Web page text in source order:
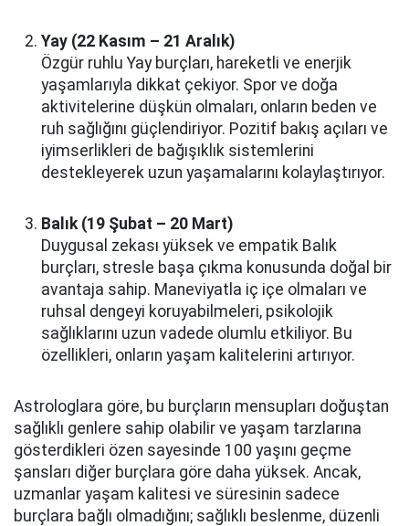
Yay (22 Kasım – 21 Aralık)
Özgür ruhlu Yay burçları, hareketli ve enerjik
yaşamlarıyla dikkat çekiyor. Spor ve doğa
aktivitelerine düşkün olmaları, onların beden ve
ruh sağlığını güçlendiriyor. Pozitif bakış açıları ve
iyimserlikleri de bağışıklık sistemlerini
destekleyerek uzun yaşamalarını kolaylaştırıyor.
Balık (19 Şubat – 20 Mart)
Duygusal zekası yüksek ve empatik Balık
burçları, stresle başa çıkma konusunda doğal bir
avantaja sahip. Maneviyatla iç içe olmaları ve
ruhsal dengeyi koruyabilmeleri, psikolojik
sağlıklarını uzun vadede olumlu etkiliyor. Bu
özellikleri, onların yaşam kalitelerini artırıyor.
Astrologlara göre, bu burçların mensupları doğuştan
sağlıklı genlere sahip olabilir ve yaşam tarzlarına
gösterdikleri özen sayesinde 100 yaşını geçme
şansları diğer burçlara göre daha yüksek. Ancak,
uzmanlar yaşam kalitesi ve süresinin sadece
burçlara bağlı olmadığını; sağlıklı beslenme, düzenli